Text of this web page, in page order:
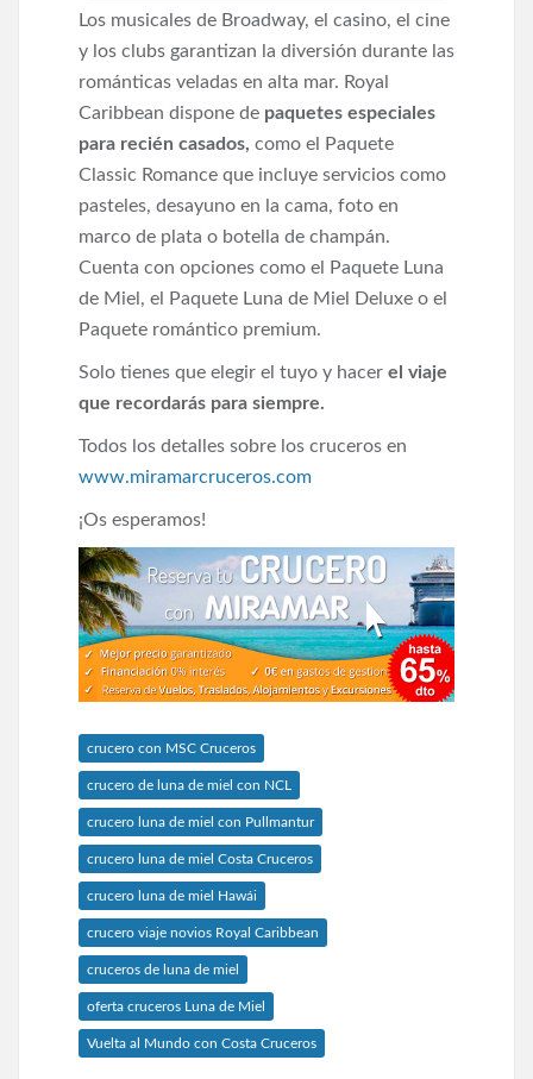
Los musicales de Broadway, el casino, el cine
y los clubs garantizan la diversión durante las
románticas veladas en alta mar. Royal
Caribbean dispone de paquetes especiales
para recién casados, como el Paquete
Classic Romance que incluye servicios como
pasteles, desayuno en la cama, foto en
marco de plata o botella de champán.
Cuenta con opciones como el Paquete Luna
de Miel, el Paquete Luna de Miel Deluxe o el
Paquete romántico premium.
Solo tienes que elegir el tuyo y hacer el viaje
que recordarás para siempre.
Todos los detalles sobre los cruceros en
www.miramarcruceros.com
¡Os esperamos!
crucero con MSC Cruceros
crucero de luna de miel con NCL
crucero luna de miel con Pullmantur
crucero luna de miel Costa Cruceros
crucero luna de miel Hawái
crucero viaje novios Royal Caribbean
cruceros de luna de miel
oferta cruceros Luna de Miel
Vuelta al Mundo con Costa Cruceros